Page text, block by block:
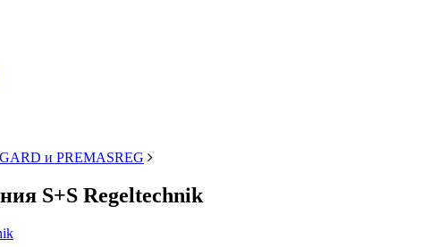
и PREMASREG
S+S Regeltechnik